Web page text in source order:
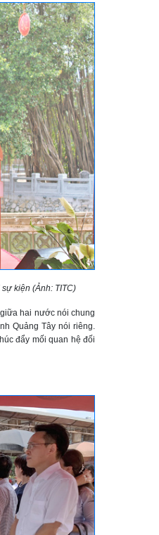
kiện (Ảnh: TITC)
hai nước nói chung
Quảng Tây nói riêng.
đẩy mối quan hệ đối